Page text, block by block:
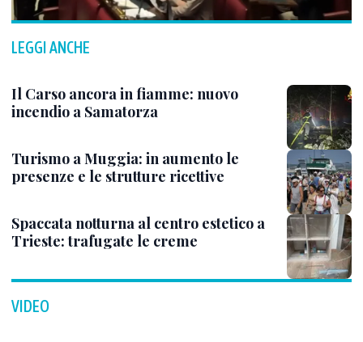
LEGGI ANCHE
Il Carso ancora in fiamme: nuovo
incendio a Samatorza
Turismo a Muggia: in aumento le
presenze e le strutture ricettive
Spaccata notturna al centro estetico a
Trieste: trafugate le creme
VIDEO